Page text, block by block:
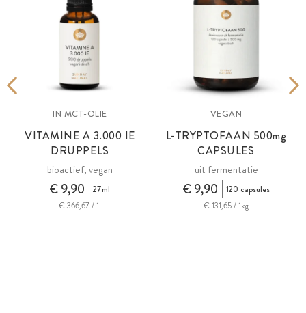
IN MCT-OLIE
VITAMINE A 3.000 IE
DRUPPELS
bioactief, vegan
€ 9,90
27ml
€ 366,67 / 1l
VEGAN
L-TRYPTOFAAN 500mg
CAPSULES
uit fermentatie
€ 9,90
120 capsules
€ 131,65 / 1kg